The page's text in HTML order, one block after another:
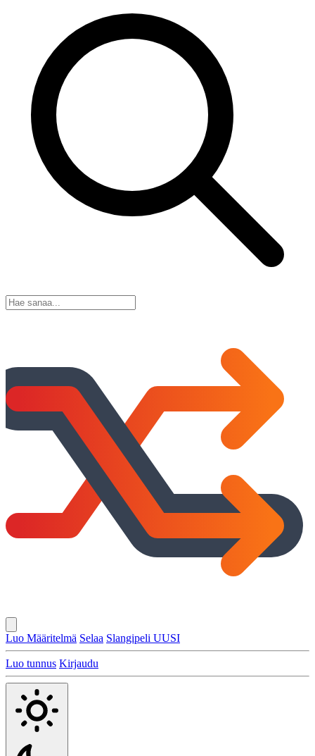
Luo Määritelmä Selaa Slangipeli UUSI
Luo tunnus Kirjaudu